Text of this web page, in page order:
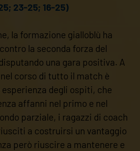
23-25; 16-25)
la formazione gialloblù ha
la seconda forza del
una gara positiva. A
corso di tutto il match è
degli ospiti, che
affanni nel primo e nel
parziale, i ragazzi di coach
a costruirsi un vantaggio
però riuscire a mantenere e